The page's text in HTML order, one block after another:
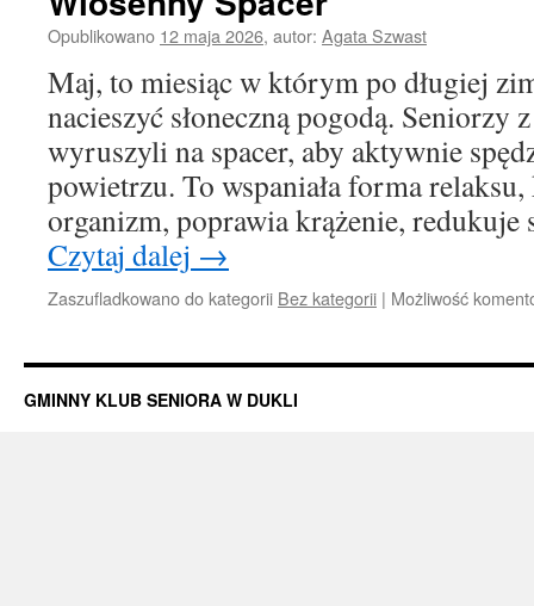
Opublikowano 12 maja 2026, autor: Agata Szwast
Maj, to miesiąc w którym po długiej
nacieszyć słoneczną pogodą. Seniorzy
wyruszyli na spacer, aby aktywnie
powietrzu. To wspaniała forma
organizm, poprawia krążenie,
Czytaj dalej →
Zaszufladkowano do kategorii Bez kategorii | Możliwość
GMINNY KLUB SENIORA W DUKLI